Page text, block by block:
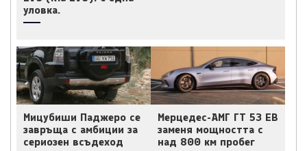
уловка.
Мицубиши Паджеро се
завръща с амбиции за
сериозен всъдеход
Мерцедес-АМГ ГТ 53 ЕВ
заменя мощността с
над 800 км пробег